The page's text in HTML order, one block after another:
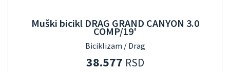
Muški bicikl DRAG GRAND CANYON 3.0
COMP/19'
Biciklizam / Drag
38.577 RSD